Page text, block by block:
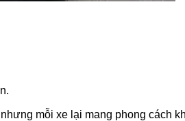
mỗi xe lại mang phong cách